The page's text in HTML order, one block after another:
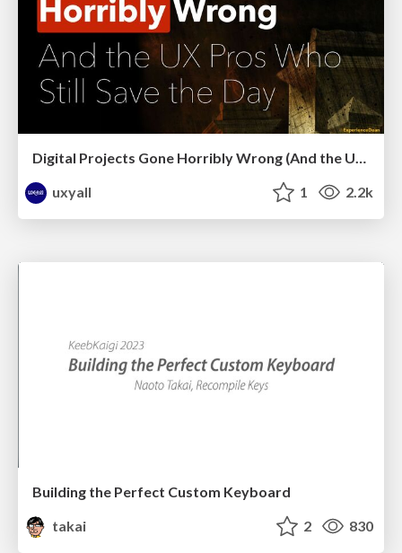
uxyall
1 2.2k
Building the Perfect Custom Keyboard
takai
2 830